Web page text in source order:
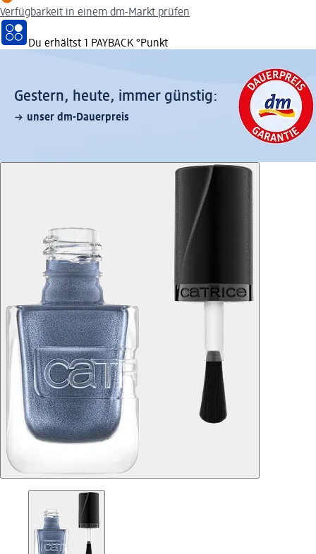
Verfügbarkeit in einem dm-Markt prüfen
Du erhältst 1 PAYBACK °Punkt
Gestern, heute, immer günstig:
unser dm-Dauerpreis